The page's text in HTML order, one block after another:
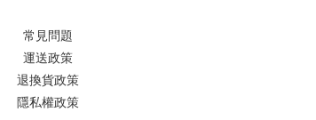
常見問題
運送政策
退換貨政策
隱私權政策